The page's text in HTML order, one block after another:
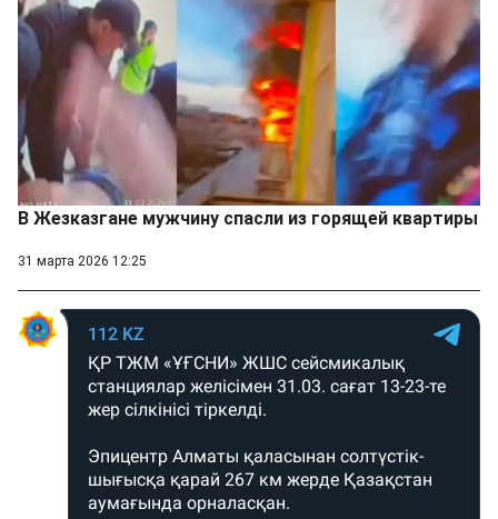
В Жезказгане мужчину спасли из горящей квартиры
31 марта 2026 12:25